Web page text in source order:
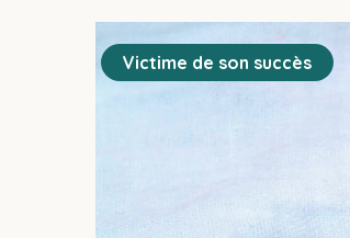
Victime de son succès